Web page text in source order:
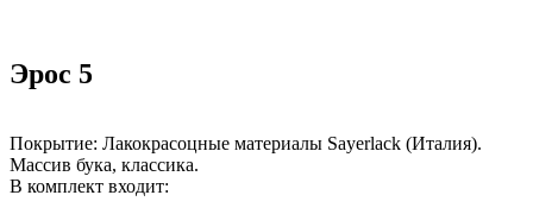
Эрос 5
Покрытие: Лакокрасоцные материалы Sayerlack (Италия).
Массив бука, классика.
В комплект входит: